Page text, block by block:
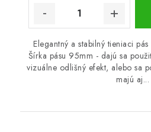
Elegantný a stabilný tieniaci
Šírka pásu 95mm - dajú sa
vizuálne odlišný efekt, alebo sa
majú aj...